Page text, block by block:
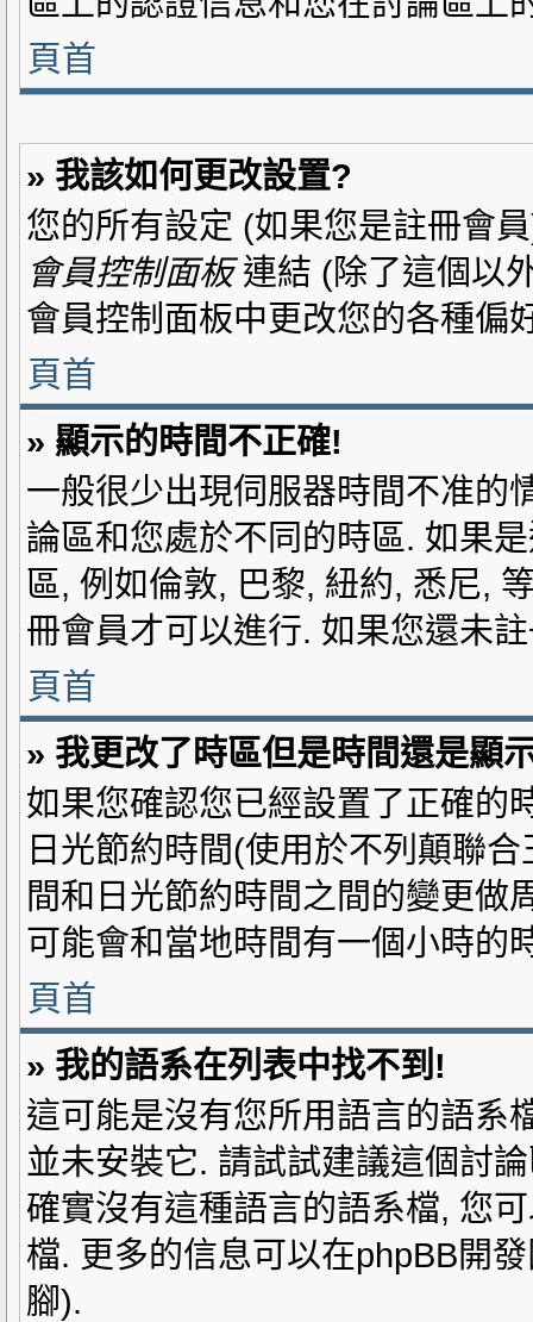
頁首
» 我該如何更改設置?
您的所有設定 (如果您是註冊會
會員控制面板連結 (除了這個以
會員控制面板中更改您的各種偏
頁首
» 顯示的時間不正確!
一般很少出現伺服器時間不准的
論區和您處於不同的時區. 如果
區, 例如倫敦, 巴黎, 紐約, 悉尼,
冊會員才可以進行. 如果您還未
頁首
» 我更改了時區但是時間還是顯
如果您確認您已經設置了正確的
日光節約時間(使用於不列顛聯
間和日光節約時間之間的變更做
可能會和當地時間有一個小時的
頁首
» 我的語系在列表中找不到!
這可能是沒有您所用語言的語系
並未安裝它. 請試試建議這個討
確實沒有這種語言的語系檔, 您
檔. 更多的信息可以在phpBB開
腳).